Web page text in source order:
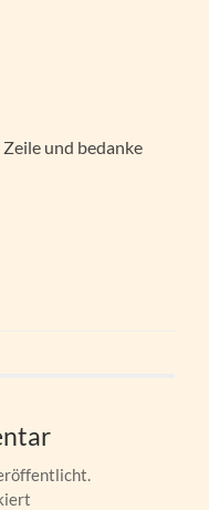
und bedanke